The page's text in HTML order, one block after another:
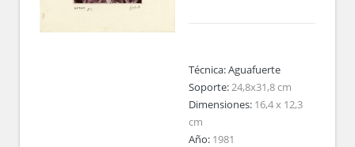
Técnica:Aguafuerte
Soporte:24,8x31,8 cm
Dimensiones: 16,4 x 12,3
cm
Año: 1981